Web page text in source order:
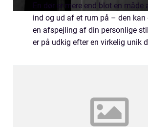
En dør er mere end blot en måde
ind og ud af et rum på – den
en afspejling af din personlige
er på udkig efter en virkelig unik
En specialfremstillet dø...